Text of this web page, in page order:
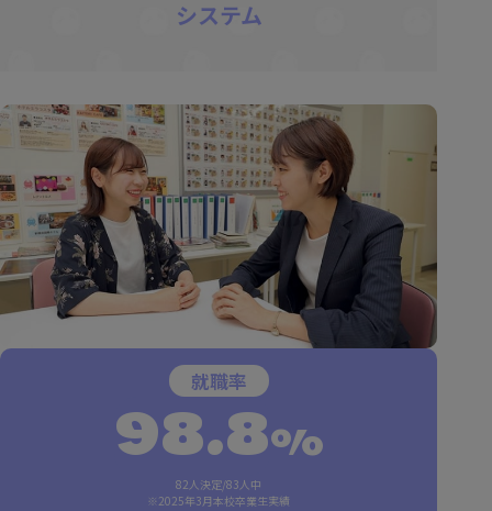
システム
就職率
98.8%
82人決定/83人中
※2025年3月本校卒業生実績